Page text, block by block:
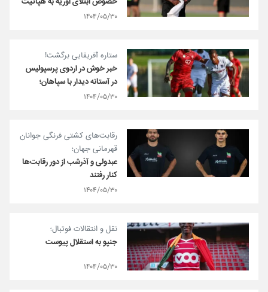
۱۴۰۴/۰۵/۳۰
ستاره آفریقایی برگشت!
خبر خوش در اردوی پرسپولیس
در آستانه دیدار با سپاهان؛
۱۴۰۴/۰۵/۳۰
رقابت‌های کشتی فرنگی جوانان
قهرمانی جهان؛
عبدولی و آذرشب از دور رقابت‌ها
کنار رفتند
۱۴۰۴/۰۵/۳۰
نقل و انتقالات فوتبال؛
جنپو به استقلال پیوست
۱۴۰۴/۰۵/۳۰